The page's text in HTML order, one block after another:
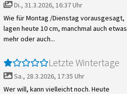
Di., 31.3.2026, 16:37 Uhr
Wie für Montag /Dienstag vorausgesagt,
lagen heute 10 cm, manchmal auch etwas
mehr oder auch...
Letzte Wintertage
Sa., 28.3.2026, 17:35 Uhr
Wer will, kann vielleicht noch. Heute